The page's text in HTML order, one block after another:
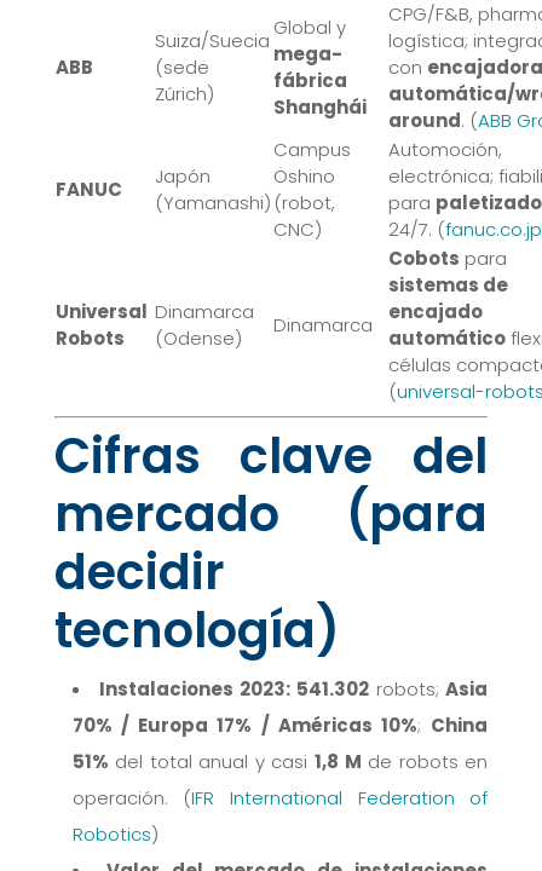
ABB
Suiza/Suecia
(sede
Zúrich)
Global y
mega-
fábrica
Shanghái
CPG/F&B,
logística;
con encajadora
automática/
around. (ABB
FANUC
Japón
(Yamanashi)
Campus
Oshino
(robot,
CNC)
Automoción,
electrónica;
para
24/7. (fanuc.co.jp
Universal
Robots
Dinamarca
(Odense)
Dinamarca
Cobots para
sistemas de
encajado
automático
células
(universal-
Cifras clave del
mercado (para
decidir
tecnología)
Instalaciones 2023: 541.302 robots;Asia
70% / Europa 17% / Américas 10%; China
51% del total anual y casi1,8 M de robots en
operación. (IFR International Federation of
Robotics)